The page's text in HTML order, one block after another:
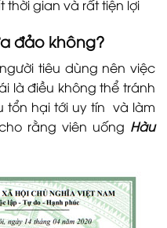
thời gian và rất tiện lợi
đảo không?
tiêu dùng nên việc
là điều không thể tránh
tổn hại tới uy tín và làm
rằng viên uống Hàu